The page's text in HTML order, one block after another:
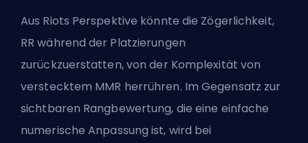
Aus Riots Perspektive könnte die Zögerlichkeit,
RR während der Platzierungen
zurückzuerstatten, von der Komplexität von
verstecktem MMR herrühren. Im Gegensatz zur
sichtbaren Rangbewertung, die eine einfache
numerische Anpassung ist, wird bei